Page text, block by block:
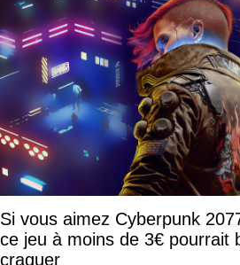
Si vous aimez Cyberpunk
ce jeu à moins de 3€ pourrait
craquer